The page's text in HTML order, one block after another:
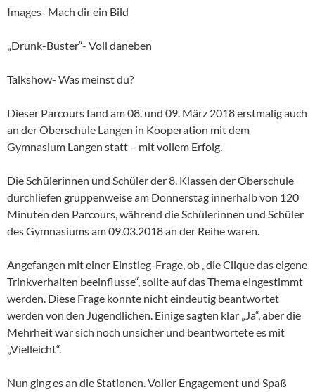
Images- Mach dir ein Bild
„Drunk-Buster“- Voll daneben
Talkshow- Was meinst du?
Dieser Parcours fand am 08. und 09. März 2018 erstmalig auch
an der Oberschule Langen in Kooperation mit dem
Gymnasium Langen statt – mit vollem Erfolg.
Die Schülerinnen und Schüler der 8. Klassen der Oberschule
durchliefen gruppenweise am Donnerstag innerhalb von 120
Minuten den Parcours, während die Schülerinnen und Schüler
des Gymnasiums am 09.03.2018 an der Reihe waren.
Angefangen mit einer Einstieg-Frage, ob „die Clique das eigene
Trinkverhalten beeinflusse“, sollte auf das Thema eingestimmt
werden. Diese Frage konnte nicht eindeutig beantwortet
werden von den Jugendlichen. Einige sagten klar „Ja“, aber die
Mehrheit war sich noch unsicher und beantwortete es mit
„Vielleicht“.
Nun ging es an die Stationen. Voller Engagement und Spaß